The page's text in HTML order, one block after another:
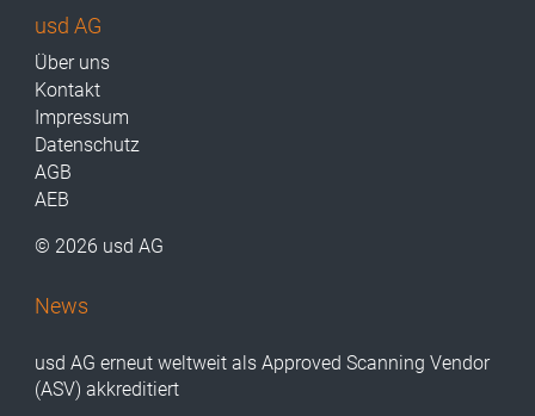
usd AG
Über uns
Kontakt
Impressum
Datenschutz
AGB
AEB
© 2026 usd AG
News
usd AG erneut weltweit als Approved Scanning Vendor
(ASV) akkreditiert